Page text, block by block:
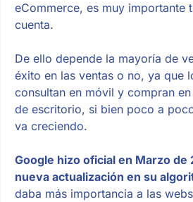
eCommerce, es muy importante
cuenta.
De ello depende la mayoría de
éxito en las ventas o no, ya que
consultan en móvil y compran
de escritorio, si bien poco a
va creciendo.
Google hizo oficial en Marzo de
nueva actualización en su
daba más importancia a las